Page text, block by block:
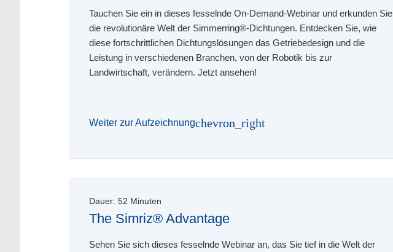
Tauchen Sie ein in dieses fesselnde On-Demand-Webinar und erkunden Sie
die revolutionäre Welt der Simmerring®-Dichtungen. Entdecken Sie, wie
diese fortschrittlichen Dichtungslösungen das Getriebedesign und die
Leistung in verschiedenen Branchen, von der Robotik bis zur
Landwirtschaft, verändern. Jetzt ansehen!
Weiter zur Aufzeichnungchevron_right
Dauer: 52 Minuten
The Simriz® Advantage
Sehen Sie sich dieses fesselnde Webinar an, das Sie tief in die Welt der